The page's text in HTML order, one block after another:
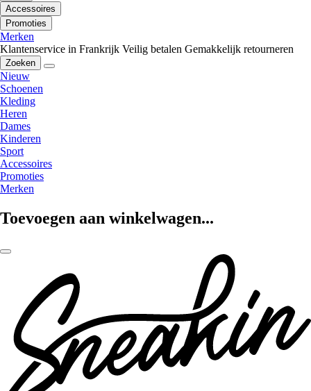
Accessoires
Promoties
Merken
Klantenservice in Frankrijk Veilig betalen Gemakkelijk retourneren
Zoeken
Nieuw
Schoenen
Kleding
Heren
Dames
Kinderen
Sport
Accessoires
Promoties
Merken
Toevoegen aan winkelwagen...